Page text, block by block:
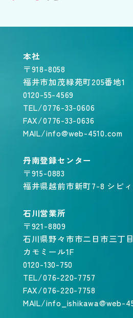
本社
〒918-8058
福井市加茂緑苑町205番地1
0120-55-4569
TEL/0776-33-0606
FAX/0776-33-0636
MAIL/info@web-4510.com
丹南登録センター
〒915-0883
福井県越前市新町7-8 シピ
石川営業所
〒921-8809
石川県野々市市二日市三丁
カモミール1F
0120-130-750
TEL/076-220-7757
FAX/076-220-7758
MAIL/info_ishikawa@web-